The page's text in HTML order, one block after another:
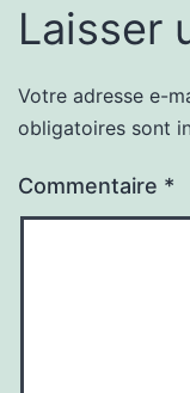
Laisser
Votre adresse e-
obligatoires sont
Commentaire *